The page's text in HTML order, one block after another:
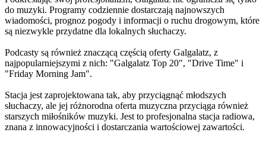
do muzyki. Programy codziennie dostarczają najnowszych
wiadomości, prognoz pogody i informacji o ruchu drogowym, które
są niezwykle przydatne dla lokalnych słuchaczy.
Podcasty są również znaczącą częścią oferty Galgalatz, z
najpopularniejszymi z nich: "Galgalatz Top 20", "Drive Time" i
"Friday Morning Jam".
Stacja jest zaprojektowana tak, aby przyciągnąć młodszych
słuchaczy, ale jej różnorodna oferta muzyczna przyciąga również
starszych miłośników muzyki. Jest to profesjonalna stacja radiowa,
znana z innowacyjności i dostarczania wartościowej zawartości.